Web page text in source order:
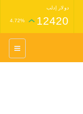
دولار إدلب
12420
4.72%